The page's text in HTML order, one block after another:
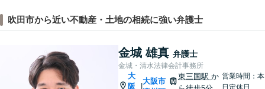
吹田市から近い不動産・土地の相続に強い弁護士
金城 雄真 弁護士
金城・清水法律会計事務所
大
阪
|
大阪市
東三国駅か 営業時間：本
日定休日